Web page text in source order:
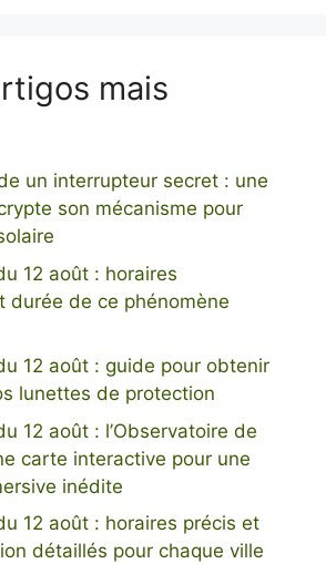
mais
un interrupteur secret : une
son mécanisme pour
12 août : horaires
durée de ce phénomène
12 août : guide pour obtenir
lunettes de protection
12 août : l’Observatoire de
carte interactive pour une
inédite
12 août : horaires précis et
détaillés pour chaque ville